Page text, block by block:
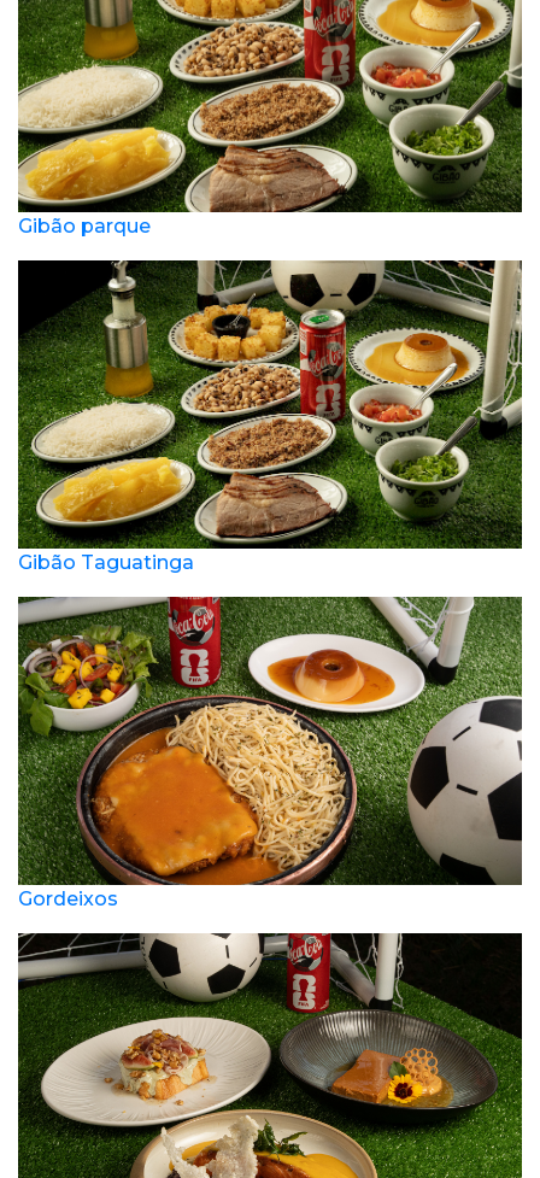
Gibão parque
Gibão Taguatinga
Gordeixos